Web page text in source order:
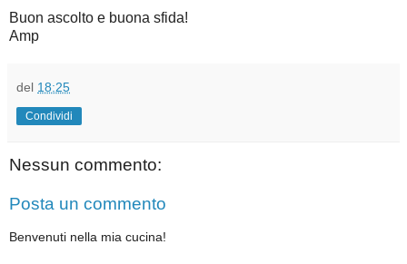
Buon ascolto e buona sfida!
Amp
del 18:25
Condividi
Nessun commento:
Posta un commento
Benvenuti nella mia cucina!